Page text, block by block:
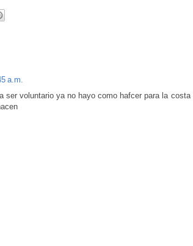
a.m.
ser voluntario ya no hayo como hafcer para la